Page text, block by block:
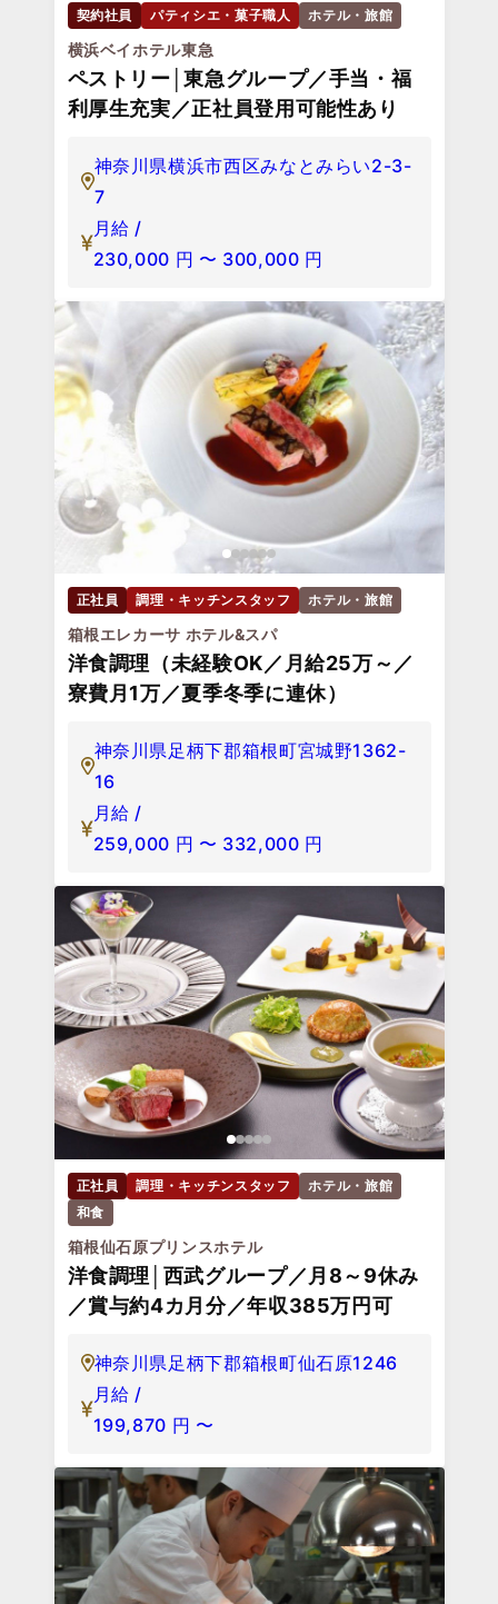
契約社員 パティシエ・菓子職人 ホテル・旅館
横浜ベイホテル東急
ペストリー│東急グループ／手当・福
利厚生充実／正社員登用可能性あり
神奈川県横浜市西区みなとみらい2-3-
7
月給 /
230,000 円 〜 300,000 円
正社員 調理・キッチンスタッフ ホテル・旅館
箱根エレカーサ ホテル&スパ
洋食調理（未経験OK／月給25万～／
寮費月1万／夏季冬季に連休）
神奈川県足柄下郡箱根町宮城野1362-
16
月給 /
259,000 円 〜 332,000 円
正社員 調理・キッチンスタッフ
ホテル・旅館
和食
箱根仙石原プリンスホテル
洋食調理│西武グループ／月8～9休み
／賞与約4カ月分／年収385万円可
神奈川県足柄下郡箱根町仙石原1246
月給 /
199,870 円 〜